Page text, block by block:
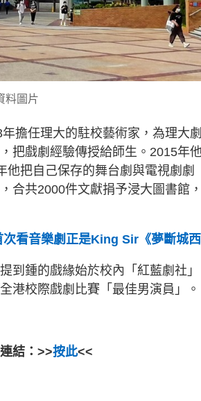
料圖片
擔任理大的駐校藝術家，為理大
把戲劇經驗傳授給師生。2015年
把自己保存的舞台劇與電視劇劇
合共2000件文獻捐予浸大圖書館
看音樂劇正是King Sir《夢斷城西
到鍾的戲緣始於校內「紅藍劇社」
港校際戲劇比賽「最佳男演員」。
結：>>按此<<